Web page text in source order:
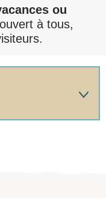
ou
à tous,